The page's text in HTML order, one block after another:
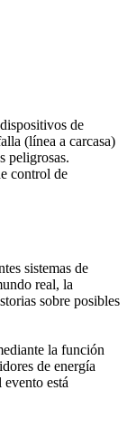
de
(línea a carcasa)
peligrosas.
control de
sistemas de
real, la
sobre posibles
la función
de energía
está